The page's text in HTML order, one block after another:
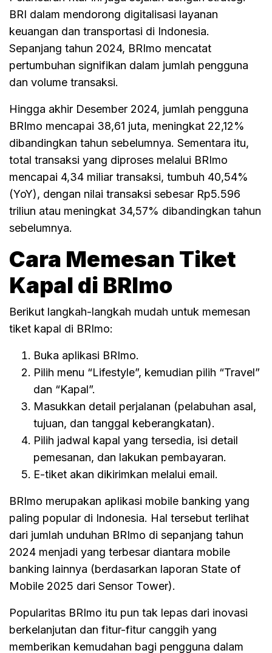
BRI dalam mendorong digitalisasi layanan
keuangan dan transportasi di Indonesia.
Sepanjang tahun 2024, BRImo mencatat
pertumbuhan signifikan dalam jumlah pengguna
dan volume transaksi.
Hingga akhir Desember 2024, jumlah pengguna
BRImo mencapai 38,61 juta, meningkat 22,12%
dibandingkan tahun sebelumnya. Sementara itu,
total transaksi yang diproses melalui BRImo
mencapai 4,34 miliar transaksi, tumbuh 40,54%
(YoY), dengan nilai transaksi sebesar Rp5.596
triliun atau meningkat 34,57% dibandingkan tahun
sebelumnya.
Cara Memesan Tiket
Kapal di BRImo
Berikut langkah-langkah mudah untuk memesan
tiket kapal di BRImo:
Buka aplikasi BRImo.
Pilih menu “Lifestyle”, kemudian pilih “Travel”
dan “Kapal”.
Masukkan detail perjalanan (pelabuhan asal,
tujuan, dan tanggal keberangkatan).
Pilih jadwal kapal yang tersedia, isi detail
pemesanan, dan lakukan pembayaran.
E-tiket akan dikirimkan melalui email.
BRImo merupakan aplikasi mobile banking yang
paling popular di Indonesia. Hal tersebut terlihat
dari jumlah unduhan BRImo di sepanjang tahun
2024 menjadi yang terbesar diantara mobile
banking lainnya (berdasarkan laporan State of
Mobile 2025 dari Sensor Tower).
Popularitas BRImo itu pun tak lepas dari inovasi
berkelanjutan dan fitur-fitur canggih yang
memberikan kemudahan bagi pengguna dalam